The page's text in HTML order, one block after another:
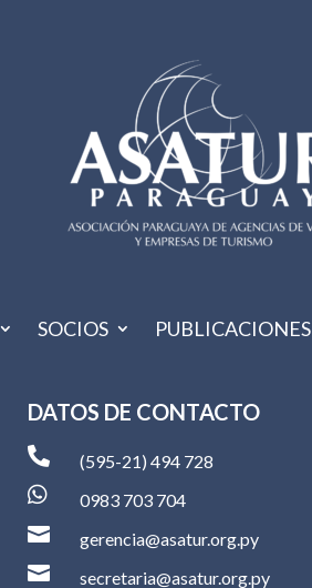
SOCIOS PUBLICACIONES
DATOS DE CONTACTO
 (595-21) 494 728
 0983 703 704
 gerencia@asatur.org.py
 secretaria@asatur.org.py